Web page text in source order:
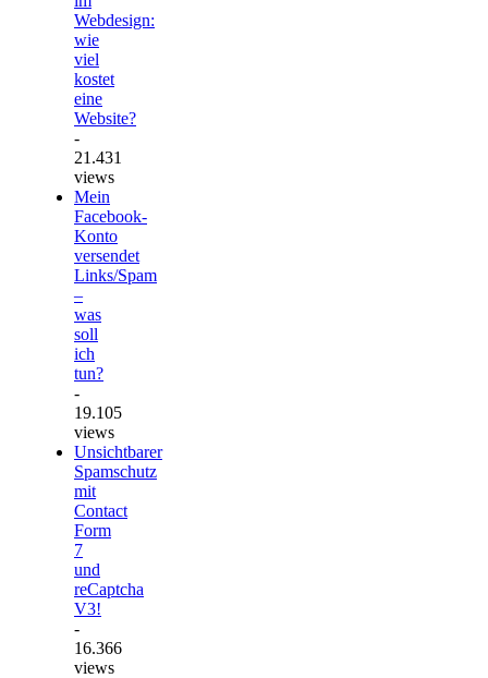
Webdesign:
wie
viel
kostet
eine
Website?
-
21.431
views
Mein
Facebook-
Konto
versendet
Links/Spam
–
was
soll
ich
tun?
-
19.105
views
Unsichtbarer
Spamschutz
mit
Contact
Form
7
und
reCaptcha
V3!
-
16.366
views